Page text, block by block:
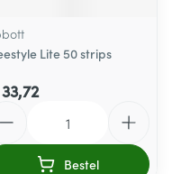
Lite 50 strips
Bestel